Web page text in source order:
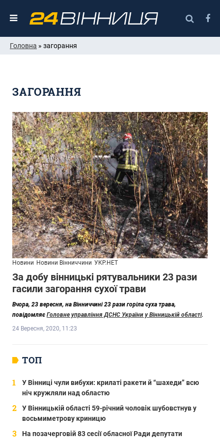
Головна » загорання
ЗАГОРАННЯ
Новини Новини Вінниччини УКР.НЕТ
За добу вінницькі рятувальники 23 рази
гасили загорання сухої трави
Вчора, 23 вересня, на Вінниччині 23 рази горіла суха трава,
повідомляє Головне управління ДСНС України у Вінницькій області.
24 Вересня, 2020, 11:23
ТОП
У Вінниці чули вибухи: крилаті ракети й “шахеди” всю
ніч кружляли над областю
У Вінницькій області 59-річний чоловік шубовстнув у
восьмиметрову криницю
На позачерговій 83 сесії обласної Ради депутати